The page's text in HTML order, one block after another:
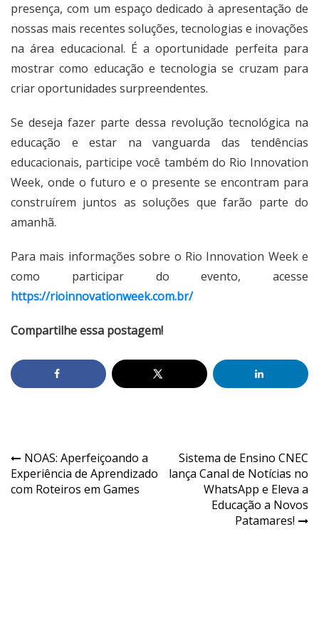
presença, com um espaço dedicado à apresentação de
nossas mais recentes soluções, tecnologias e inovações
na área educacional. É a oportunidade perfeita para
mostrar como educação e tecnologia se cruzam para
criar oportunidades surpreendentes.
Se deseja fazer parte dessa revolução tecnológica na
educação e estar na vanguarda das tendências
educacionais, participe você também do Rio Innovation
Week, onde o futuro e o presente se encontram para
construírem juntos as soluções que farão parte do
amanhã.
Para mais informações sobre o Rio Innovation Week e
como participar do evento, acesse
https://rioinnovationweek.com.br/
Compartilhe essa postagem!
NOAS: Aperfeiçoando a
Experiência de Aprendizado
com Roteiros em Games
Sistema de Ensino CNEC
lança Canal de Notícias no
WhatsApp e Eleva a
Educação a Novos
Patamares!